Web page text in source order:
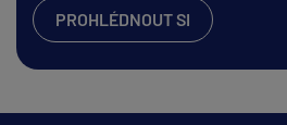
PROHLÉDNOUT SI